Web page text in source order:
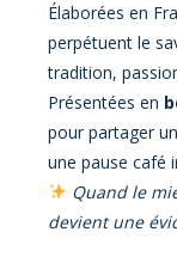
Élaborées en
perpétuent le
tradition,
Présentées en
pour partager
une pause café
Quand le
devient une